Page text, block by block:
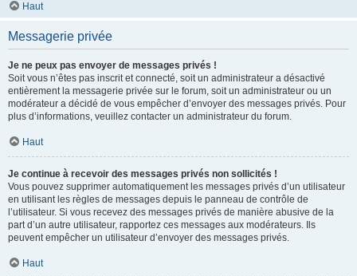
Haut
Messagerie privée
Je ne peux pas envoyer de messages privés !
Soit vous n’êtes pas inscrit et connecté, soit un administrateur a désactivé
entièrement la messagerie privée sur le forum, soit un administrateur ou un
modérateur a décidé de vous empêcher d’envoyer des messages privés. Pour
plus d’informations, veuillez contacter un administrateur du forum.
Haut
Je continue à recevoir des messages privés non sollicités !
Vous pouvez supprimer automatiquement les messages privés d’un utilisateur
en utilisant les règles de messages depuis le panneau de contrôle de
l’utilisateur. Si vous recevez des messages privés de manière abusive de la
part d’un autre utilisateur, rapportez ces messages aux modérateurs. Ils
peuvent empêcher un utilisateur d’envoyer des messages privés.
Haut